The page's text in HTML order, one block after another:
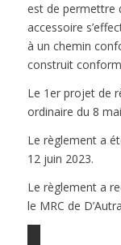
est de permettre
accessoire
à un chemin
construit
Le 1er projet de
ordinaire du 8
Le règlement a
12 juin 2023.
Le règlement a
le MRC de